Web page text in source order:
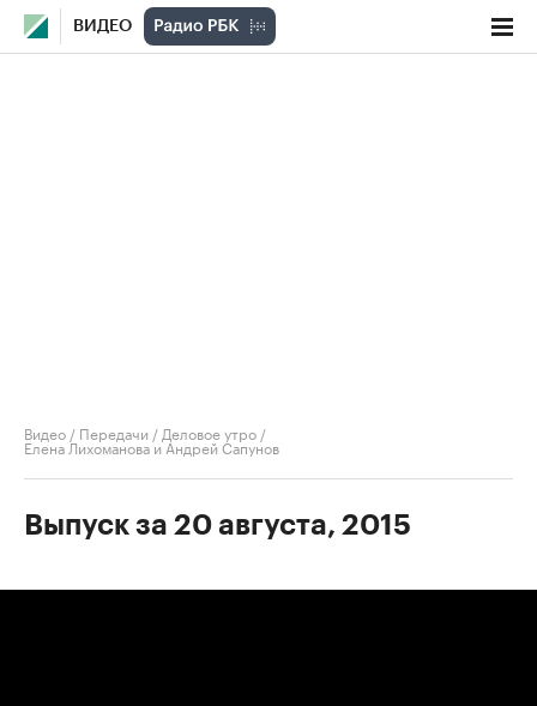
ВИДЕО
Видео / Передачи / Деловое утро /
Елена Лихоманова и Андрей Сапунов
Выпуск за 20 августа, 2015